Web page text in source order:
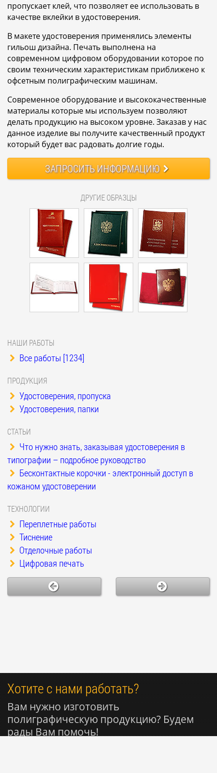
пропускает клей, что позволяет ее использовать в
качестве вклейки в удостоверения.
В макете удостоверения применялись элементы
гильош дизайна. Печать выполнена на
современном цифровом оборудовании которое по
своим техническим характеристикам приближено к
офсетным полиграфическим машинам.
Современное оборудование и высококачественные
материалы которые мы используем позволяют
делать продукцию на высоком уровне. Заказав у нас
данное изделие вы получите качественный продукт
который будет вас радовать долгие годы.
ЗАПРОСИТЬИНФОРМАЦИЮ
ДРУГИЕ ОБРАЗЦЫ
НАШИ РАБОТЫ
Все работы [1234]
ПРОДУКЦИЯ
Удостоверения, пропуска
Удостоверения, папки
СТАТЬИ
Что нужно знать, заказывая удостоверения в
типографии – подробное руководство
Бесконтактные корочки - электронный доступ в
кожаном удостоверении
ТЕХНОЛОГИИ
Переплетные работы
Тиснение
Отделочные работы
Цифровая печать
Хотите с нами работать?
Вам нужно изготовить
полиграфическую продукцию? Будем
рады Вам помочь!